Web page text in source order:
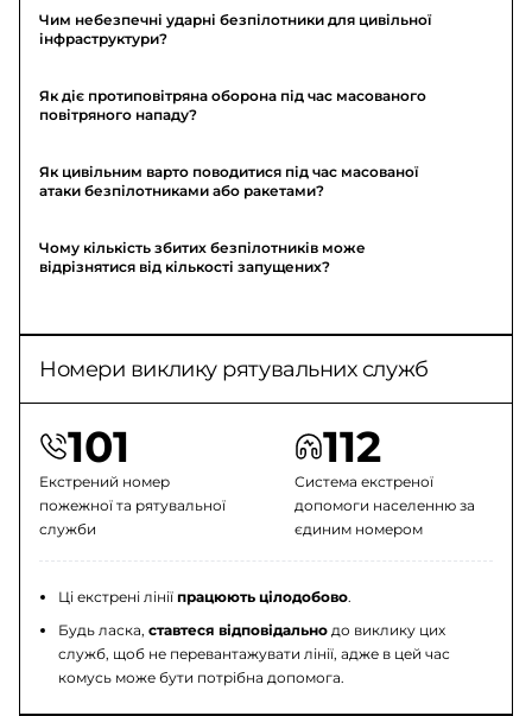
Чим небезпечні ударні безпілотники для цивільної
інфраструктури?
Як діє протиповітряна оборона під час масованого
повітряного нападу?
Як цивільним варто поводитися під час масованої
атаки безпілотниками або ракетами?
Чому кількість збитих безпілотників може
відрізнятися від кількості запущених?
Номери виклику рятувальних служб
101
Екстрений номер
пожежної та рятувальної
служби
112
Система екстреної
допомоги населенню за
єдиним номером
Ці екстрені лініїпрацюють цілодобово.
Будь ласка,ставтеся відповідально до виклику цих
служб, щоб не перевантажувати лінії, адже в цей час
комусь може бути потрібна допомога.